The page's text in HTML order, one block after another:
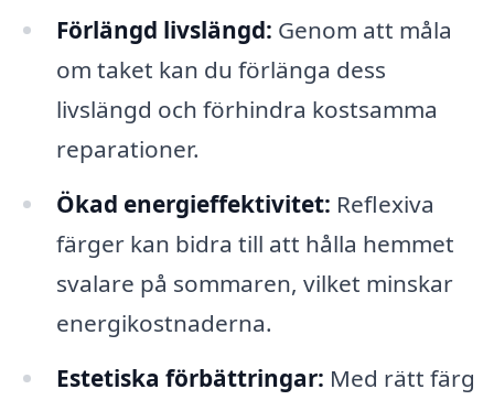
Förlängd livslängd: Genom att måla
om taket kan du förlänga dess
livslängd och förhindra kostsamma
reparationer.
Ökad energieffektivitet: Reflexiva
färger kan bidra till att hålla hemmet
svalare på sommaren, vilket minskar
energikostnaderna.
Estetiska förbättringar: Med rätt färg